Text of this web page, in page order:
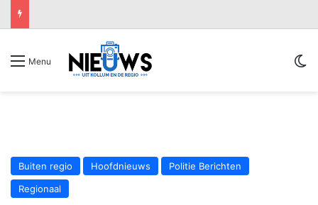
Menu
Buiten regio Hoofdnieuws
Politie Berichten
Regionaal